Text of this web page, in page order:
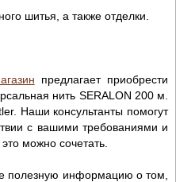
шитья, а также отделки.
предлагает приобрести
нить SERALON 200 м.
Наши консультанты помогут
с вашими требованиями и
можно сочетать.
полезную информацию о том,